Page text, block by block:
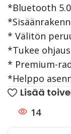
*Bluetooth 5.0
* Välitön
*Tukee
* Premium-
*Helppo
Lisää
14